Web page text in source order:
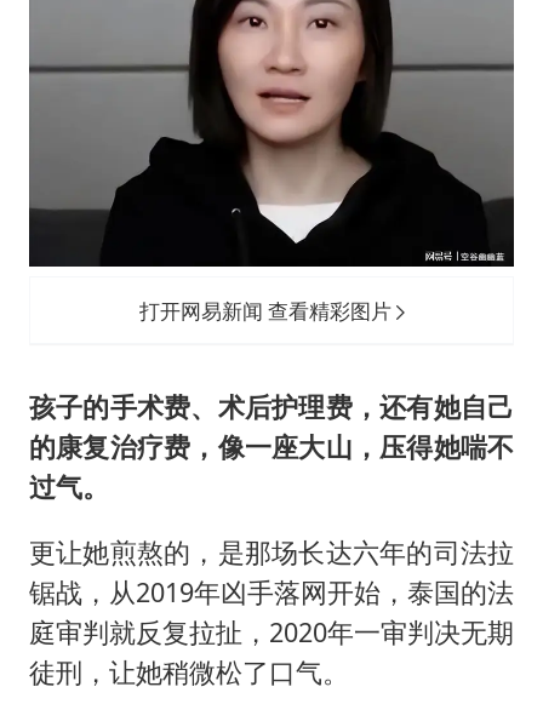
打开网易新闻 查看精彩图片
孩子的手术费、术后护理费，还有她自己
的康复治疗费，像一座大山，压得她喘不
过气。
更让她煎熬的，是那场长达六年的司法拉
锯战，从2019年凶手落网开始，泰国的法
庭审判就反复拉扯，2020年一审判决无期
徒刑，让她稍微松了口气。